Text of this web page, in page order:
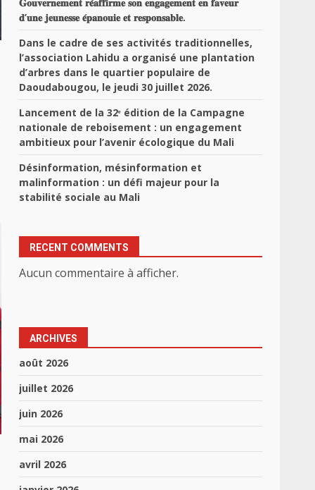
𝐝’𝐮𝐧𝐞 𝐣𝐞𝐮𝐧𝐞𝐬𝐬𝐞 𝐞́𝐩𝐚𝐧𝐨𝐮𝐢𝐞 𝐞𝐭 𝐫𝐞𝐬𝐩𝐨𝐧𝐬𝐚𝐛𝐥𝐞.
Dans le cadre de ses activités traditionnelles,
l’association Lahidu a organisé une plantation
d’arbres dans le quartier populaire de
Daoudabougou, le jeudi 30 juillet 2026.
Lancement de la 32ᵉ édition de la Campagne
nationale de reboisement : un engagement
ambitieux pour l’avenir écologique du Mali
Désinformation, mésinformation et
malinformation : un défi majeur pour la
stabilité sociale au Mali
RECENT COMMENTS
Aucun commentaire à afficher.
ARCHIVES
août 2026
juillet 2026
juin 2026
mai 2026
avril 2026